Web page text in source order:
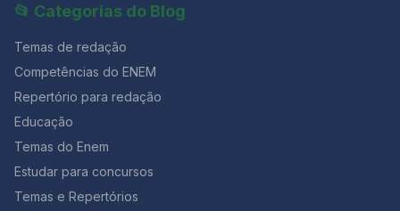
📂 Categorias do Blog
Temas de redação
Competências do ENEM
Repertório para redação
Educação
Temas do Enem
Estudar para concursos
Temas e Repertórios